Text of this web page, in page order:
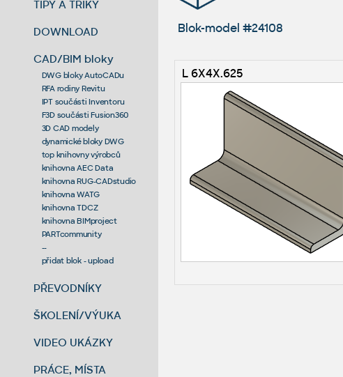
TIPY A TRIKY
DOWNLOAD
CAD/BIM bloky
DWG bloky AutoCADu
RFA rodiny Revitu
IPT součásti Inventoru
F3D součásti Fusion360
3D CAD modely
dynamické bloky DWG
top knihovny výrobců
knihovna AEC Data
knihovna RUG-CADstudio
knihovna WATG
knihovna TDCZ
knihovna BIMproject
PARTcommunity
--
přidat blok - upload
PŘEVODNÍKY
ŠKOLENÍ/VÝUKA
VIDEO UKÁZKY
PRÁCE, MÍSTA
Blok-model #24108
L 6X4X.625